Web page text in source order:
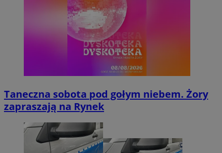
Taneczna sobota pod gołym niebem. Żory
zapraszają na Rynek